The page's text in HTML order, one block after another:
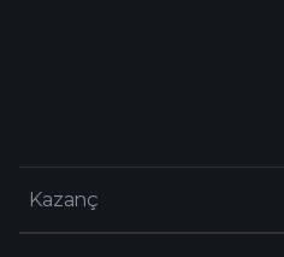
Kazanç
Kazanç